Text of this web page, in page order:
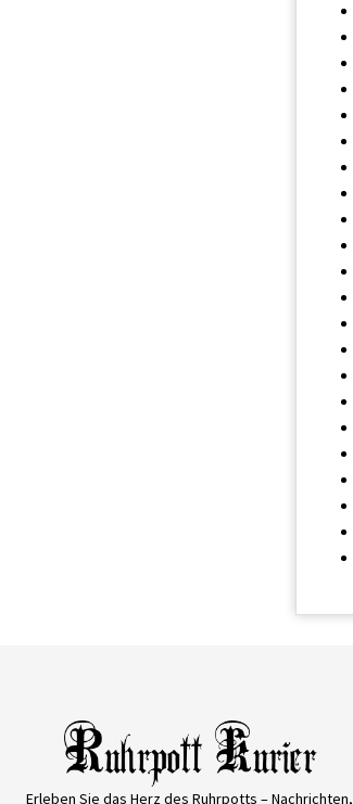
Erleben Sie das Herz des Ruhrpotts – Nachrichten,